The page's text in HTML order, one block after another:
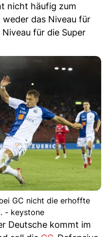
nicht häufig zum
weder das Niveau für
für die Super
GC nicht die erhoffte
- keystone
Deutsche kommt im